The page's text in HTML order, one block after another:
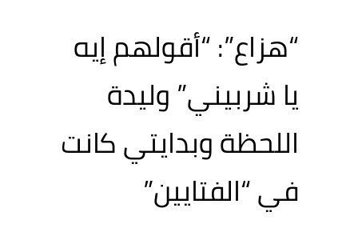
“هزاع”: “أقولهم إيه
يا شربيني” وليدة
اللحظة وبدايتي كانت
في “الفتايين”